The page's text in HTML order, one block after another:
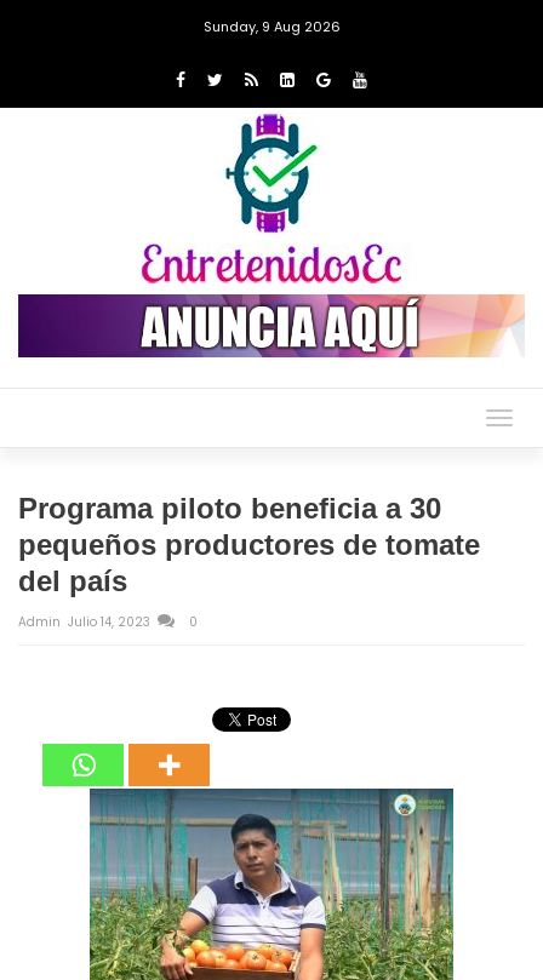
Sunday, 9 Aug 2026
Programa piloto beneficia a 30
pequeños productores de tomate
del país
Admin Julio 14, 2023 0